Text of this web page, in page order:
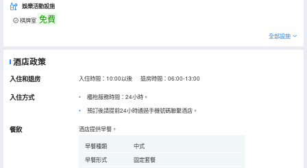
娛樂活動設施
棋牌室 免費
全部設施
酒店政策
入住和退房 入住時間：10:00以後 退房時間：06:00-13:00
入住方式
櫃枱服務時間：24小時。
預訂後請提前24小時通過手機號碼聯繫酒店。
餐飲 酒店提供早餐。
早餐種類
中式
早餐形式
固定套餐